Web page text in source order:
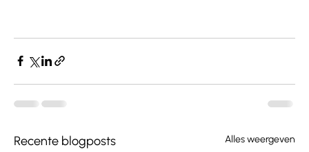
Recente blogposts Alles weergeven